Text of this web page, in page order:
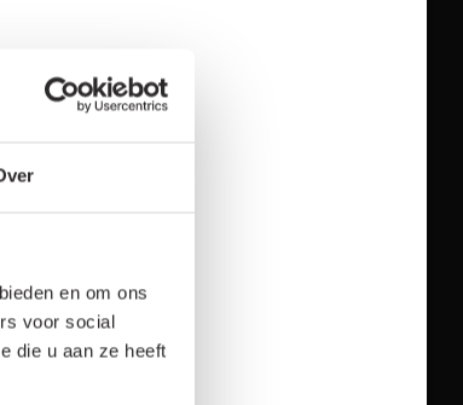
en om ons
voor social
die u aan ze heeft